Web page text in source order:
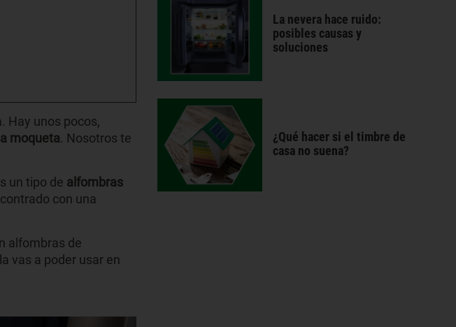
Hay unos pocos,
moqueta. Nosotros te
un tipo de alfombras
con una
alfombras de
vas a poder usar en
La nevera hace ruido:
posibles causas y
soluciones
¿Qué hacer si el timbre de
casa no suena?